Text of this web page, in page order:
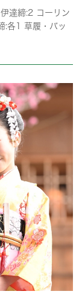
達締:2 コーリン
:各1 草履・バッ